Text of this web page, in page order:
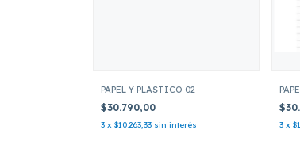
PAPEL Y PLASTICO 02
$30.790,00
3 x $10.263,33 sin interés 3 x